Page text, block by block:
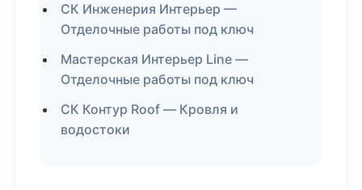
СК Инженерия Интерьер —
Отделочные работы под ключ
Мастерская Интерьер Line —
Отделочные работы под ключ
СК Контур Roof — Кровля и
водостоки